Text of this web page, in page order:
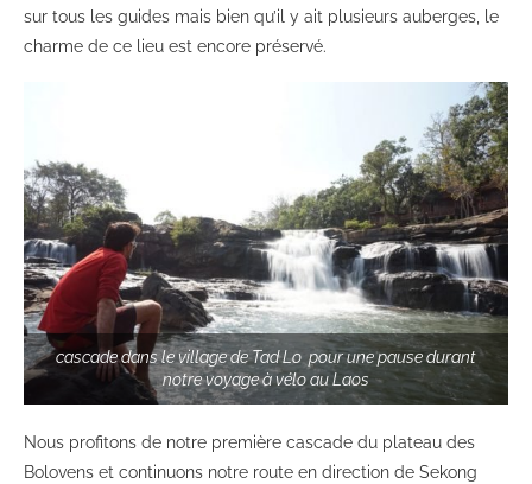
sur tous les guides mais bien qu’il y ait plusieurs auberges, le
charme de ce lieu est encore préservé.
cascade dans le village de Tad Lo pour une pause durant
notre voyage à vélo au Laos
Nous profitons de notre première cascade du plateau des
Bolovens et continuons notre route en direction de Sekong